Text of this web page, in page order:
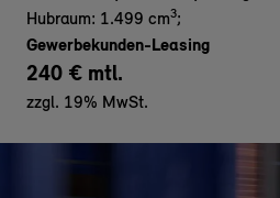
Hubraum: 1.499 cm3;
Gewerbekunden-Leasing
240 € mtl.
zzgl. 19% MwSt.